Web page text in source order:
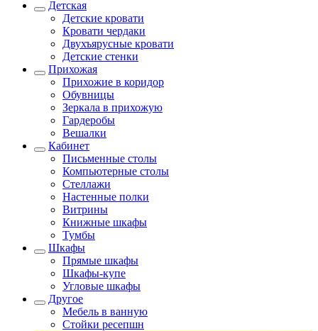
Детская
Детские кровати
Кровати чердаки
Двухъярусные кровати
Детские стенки
Прихожая
Прихожие в коридор
Обувницы
Зеркала в прихожую
Гардеробы
Вешалки
Кабинет
Письменные столы
Компьютерные столы
Стеллажи
Настенные полки
Витрины
Книжные шкафы
Тумбы
Шкафы
Прямые шкафы
Шкафы-купе
Угловые шкафы
Другое
Мебель в ванную
Стойки ресепшн